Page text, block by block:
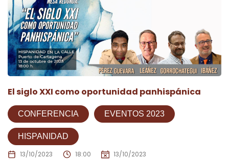
El siglo XXI como oportunidad panhispánica
CONFERENCIA EVENTOS 2023
HISPANIDAD
13/10/2023 18:00 13/10/2023